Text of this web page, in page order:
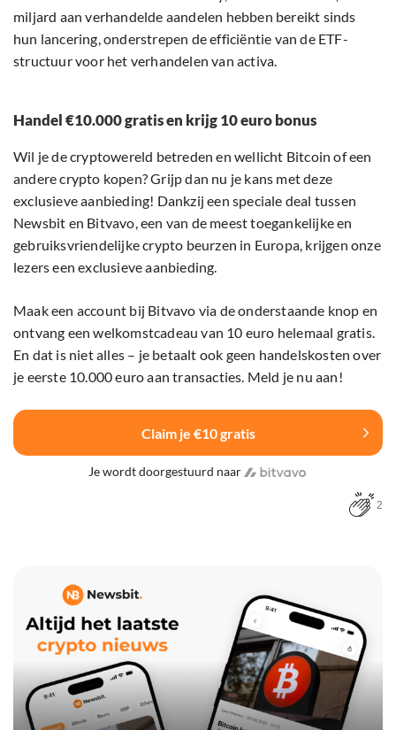
miljard aan verhandelde aandelen hebben bereikt sinds
hun lancering, onderstrepen de efficiëntie van de ETF-
structuur voor het verhandelen van activa.
Handel €10.000 gratis en krijg 10 euro bonus
Wil je de cryptowereld betreden en wellicht Bitcoin of een
andere crypto kopen? Grijp dan nu je kans met deze
exclusieve aanbieding! Dankzij een speciale deal tussen
Newsbit en Bitvavo, een van de meest toegankelijke en
gebruiksvriendelijke crypto beurzen in Europa, krijgen onze
lezers een exclusieve aanbieding.
Maak een account bij Bitvavo via de onderstaande knop en
ontvang een welkomstcadeau van 10 euro helemaal gratis.
En dat is niet alles – je betaalt ook geen handelskosten over
je eerste 10.000 euro aan transacties. Meld je nu aan!
Claim je €10 gratis
Je wordt doorgestuurd naar
2